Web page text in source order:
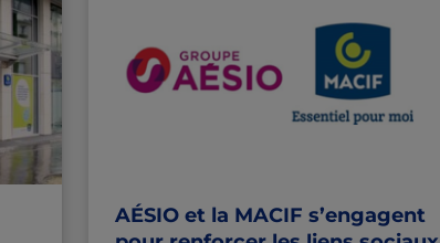
AÉSIO et la MACIF s’engagent